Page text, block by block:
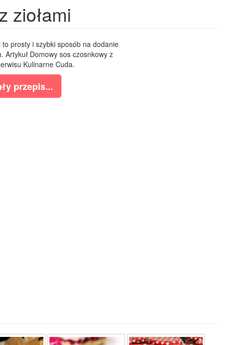
ziołami
prosty i szybki sposób na dodanie
Domowy sos czosnkowy z
Kulinarne Cuda.
przepis...